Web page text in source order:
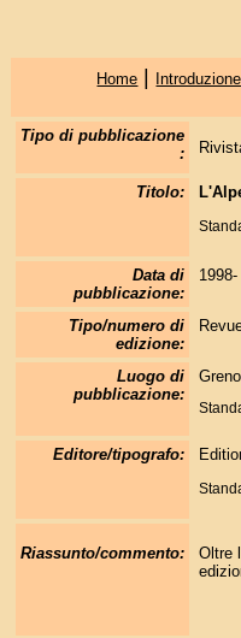
Home | Introduzione
Tipo di pubblicazione
:
Titolo:
Data di
pubblicazione:
1998-
Tipo/numero di
edizione:
Luogo di
pubblicazione:
Editore/tipografo:
Riassunto/commento:
Oltre